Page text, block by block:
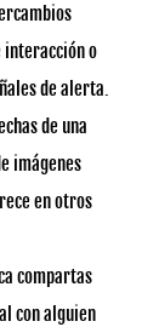
interacción o
de alerta.
de una
imágenes
en otros
compartas
con alguien